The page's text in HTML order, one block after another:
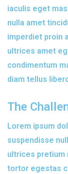
iaculis eget
nulla amet
imperdiet proin
ultrices amet
condimentum
diam tellus
The
Lorem ipsum
suspendisse
ultrices pretium
tortor egestas